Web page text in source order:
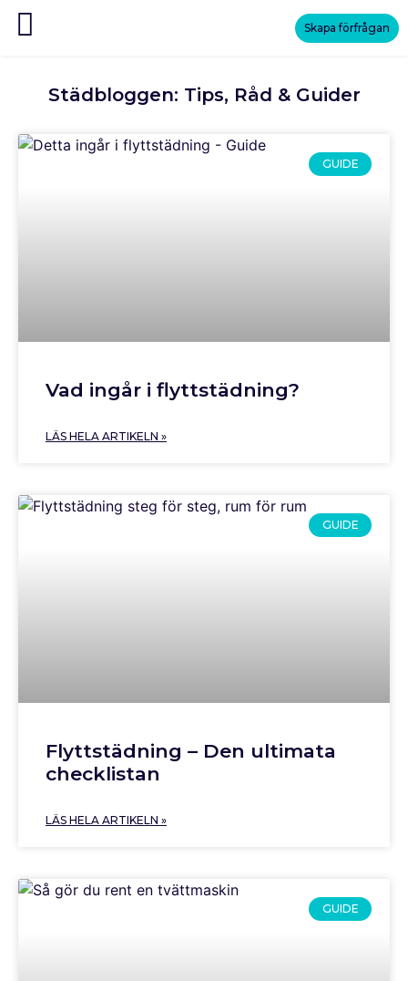
Skapa förfrågan
Städbloggen: Tips, Råd & Guider
GUIDE
Vad ingår i flyttstädning?
LÄS HELA ARTIKELN »
GUIDE
Flyttstädning – Den ultimata
checklistan
LÄS HELA ARTIKELN »
GUIDE